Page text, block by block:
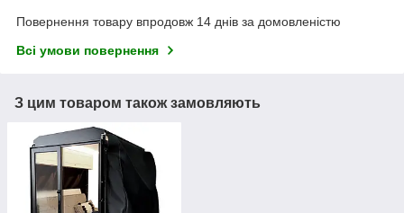
Повернення товару впродовж 14 днів за домовленістю
Всі умови повернення
З цим товаром також замовляють